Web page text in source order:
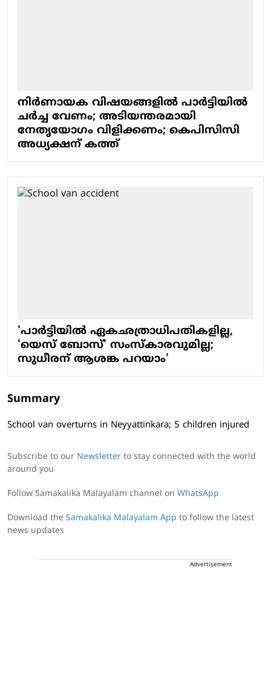
നിര്‍ണായക വിഷയങ്ങളില്‍ പാര്‍ട്ടിയില്‍
ചര്‍ച്ച വേണം; അടിയന്തരമായി
നേതൃയോഗം വിളിക്കണം; കെപിസിസി
അധ്യക്ഷന് കത്ത്
'പാർട്ടിയിൽ ഏകഛത്രാധിപതികളില്ല,
'യെസ് ബോസ്' സംസ്കാരവുമില്ല;
സുധീരന് ആശങ്ക പറയാം'
Summary
School van overturns in Neyyattinkara; 5 children injured
Subscribe to our Newsletter to stay connected with the world
around you
Follow Samakalika Malayalam channel on WhatsApp
Download the Samakalika Malayalam App to follow the latest
news updates
Advertisement